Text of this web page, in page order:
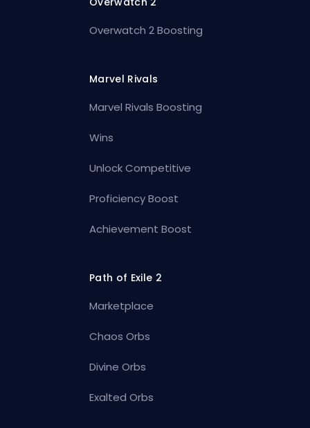
Overwatch 2 Boosting
Marvel Rivals
Marvel Rivals Boosting
Wins
Unlock Competitive
Proficiency Boost
Achievement Boost
Path of Exile 2
Marketplace
Chaos Orbs
Divine Orbs
Exalted Orbs